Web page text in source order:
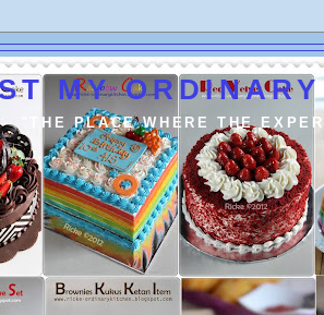
MY
"THE PLACE WHERE THE